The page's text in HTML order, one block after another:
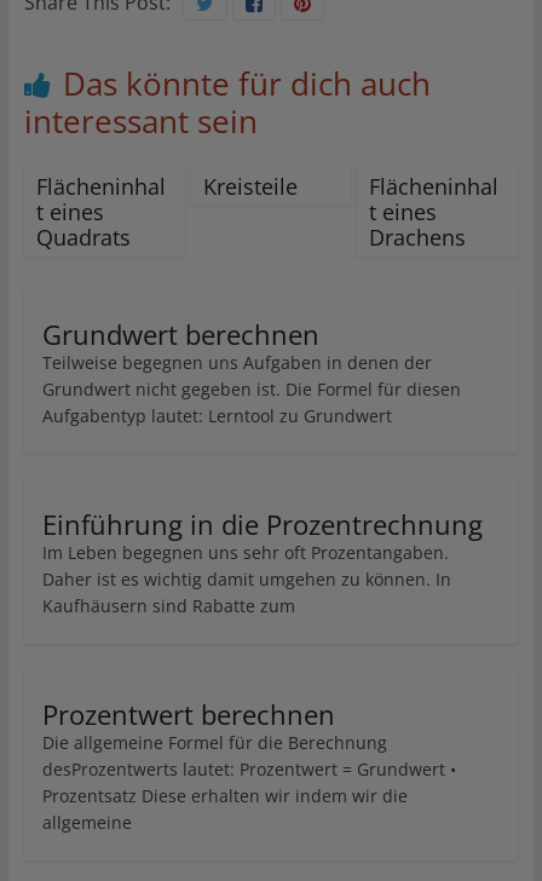
Das könnte für dich auch
interessant sein
Flächeninhal
t eines
Quadrats
Kreisteile
Flächeninhal
t eines
Drachens
Grundwert berechnen
Teilweise begegnen uns Aufgaben in denen der
Grundwert nicht gegeben ist. Die Formel für diesen
Aufgabentyp lautet: Lerntool zu Grundwert
Einführung in die Prozentrechnung
Im Leben begegnen uns sehr oft Prozentangaben.
Daher ist es wichtig damit umgehen zu können. In
Kaufhäusern sind Rabatte zum
Prozentwert berechnen
Die allgemeine Formel für die Berechnung
desProzentwerts lautet: Prozentwert = Grundwert •
Prozentsatz Diese erhalten wir indem wir die
allgemeine